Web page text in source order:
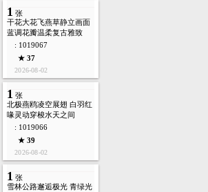
1 张
干花大花飞燕草静立画面
蓝调花瓣温柔复古雅致
: 1019067
★ 37
2026-08-02
1 张
北极燕鸥凌空展翅 白羽红
喙灵动穿梭水天之间
: 1019066
★ 39
2026-08-02
1 张
雪林公路邂逅极光 青绿光